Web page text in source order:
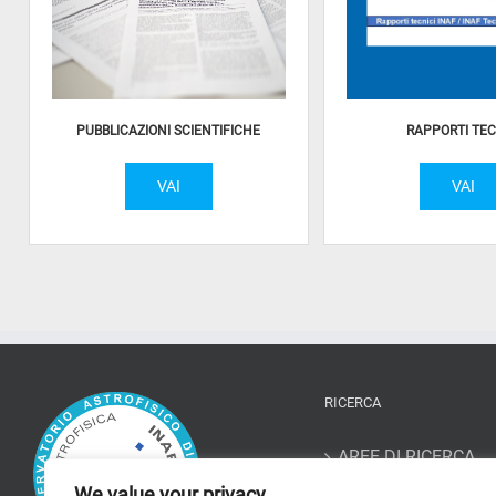
PUBBLICAZIONI SCIENTIFICHE
VAI
RAPPORTI
VAI
RICERCA
AREE DI RICERCA